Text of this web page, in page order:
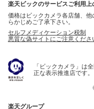
楽天ビックのサービスご利用上
価格はビックカメラ各店舗、
らかじめご了承下さい。
セルフメディケーション税制
悪質な偽サイトにご注意くださ
「ビックカメラ」は
正な表示推進店です。
楽天グループ